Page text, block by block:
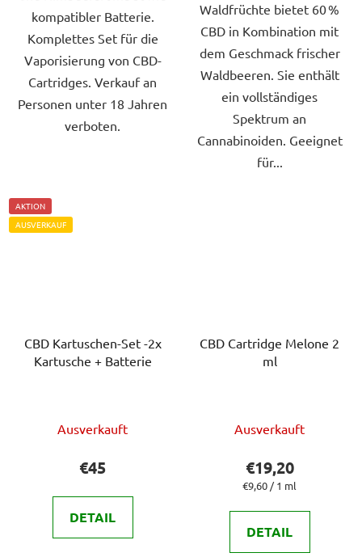
kompatibler Batterie.
Komplettes Set für die
Vaporisierung von CBD-
Cartridges. Verkauf an
Personen unter 18 Jahren
verboten.
Waldfrüchte bietet 60 %
CBD in Kombination mit
dem Geschmack frischer
Waldbeeren. Sie enthält
ein vollständiges
Spektrum an
Cannabinoiden. Geeignet
für...
AKTION
AUSVERKAUF
CBD Kartuschen-Set -2x
Kartusche + Batterie
durchschnittliche
5,0
von
Ausverkauft
€45
DETAIL
CBD Cartridge Melone 2
ml
Ausverkauft
€19,20
Verkaufspreis:
€9,60 / 1 ml
DETAIL